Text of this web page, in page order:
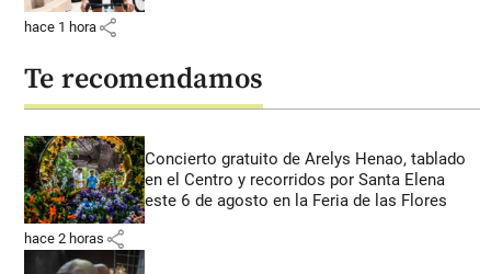
hace 1 hora share
Te recomendamos
Concierto gratuito de Arelys Henao, tablado
en el Centro y recorridos por Santa Elena
este 6 de agosto en la Feria de las Flores
hace 2 horas share